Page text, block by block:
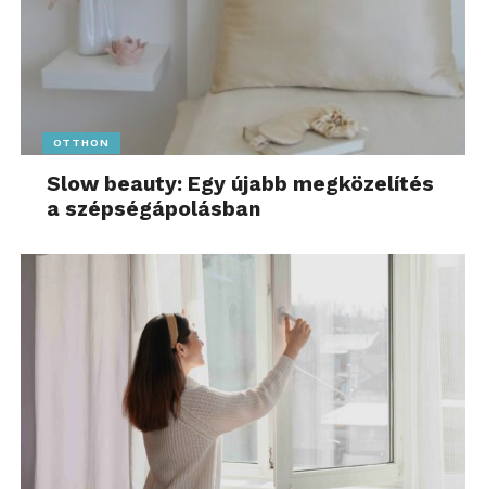
OTTHON
Slow beauty: Egy újabb megközelítés
a szépségápolásban